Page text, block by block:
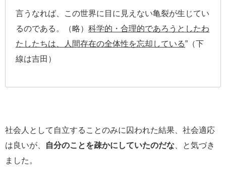
言うなれば、この世界に目に見えない亀裂が生じてい
るのである。（略） 科学的・合理的であろうとしたわ
たしたちは、人間存在の全体性を忘却している”（下
線は吉田）
社会人として自立することのみに囚われた結果、社会適応
は良いが、
自分のことを疎かにしていたのだな 、と気づき
ました。